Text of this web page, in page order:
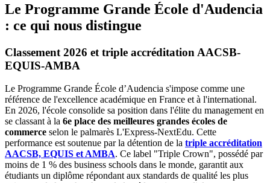
Le Programme Grande École d'Audencia
: ce qui nous distingue
Classement 2026 et triple accréditation AACSB-
EQUIS-AMBA
Le Programme Grande École d’Audencia s'impose comme une
référence de l'excellence académique en France et à l'international.
En 2026, l'école consolide sa position dans l'élite du management en
se classant à la 6e place des meilleures grandes écoles de
commerce selon le palmarès L'Express-NextEdu. Cette
performance est soutenue par la détention de la triple accréditation
AACSB, EQUIS et AMBA. Ce label "Triple Crown", possédé par
moins de 1 % des business schools dans le monde, garantit aux
étudiants un diplôme répondant aux standards de qualité les plus